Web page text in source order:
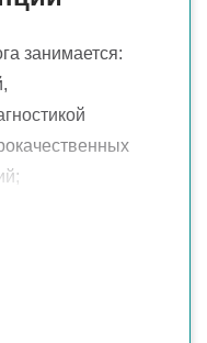
занимается: